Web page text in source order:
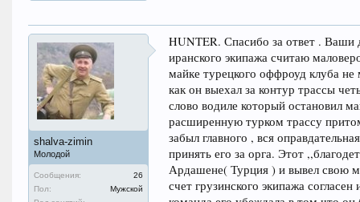
shalva-zimin
Молодой
Сообщения:
26
Пол:
Мужской
HUNTER. Спасибо за ответ .
иранского экипажа считаю
майке турецкого оффроуд клуба
как он выехал за контур трассы
слово водиле который остановил
расширенную турком трассу
забыл главного , вся
принять его за орга. Этот
Ардашене( Турция ) и вывел свою
счет грузинского экипажа